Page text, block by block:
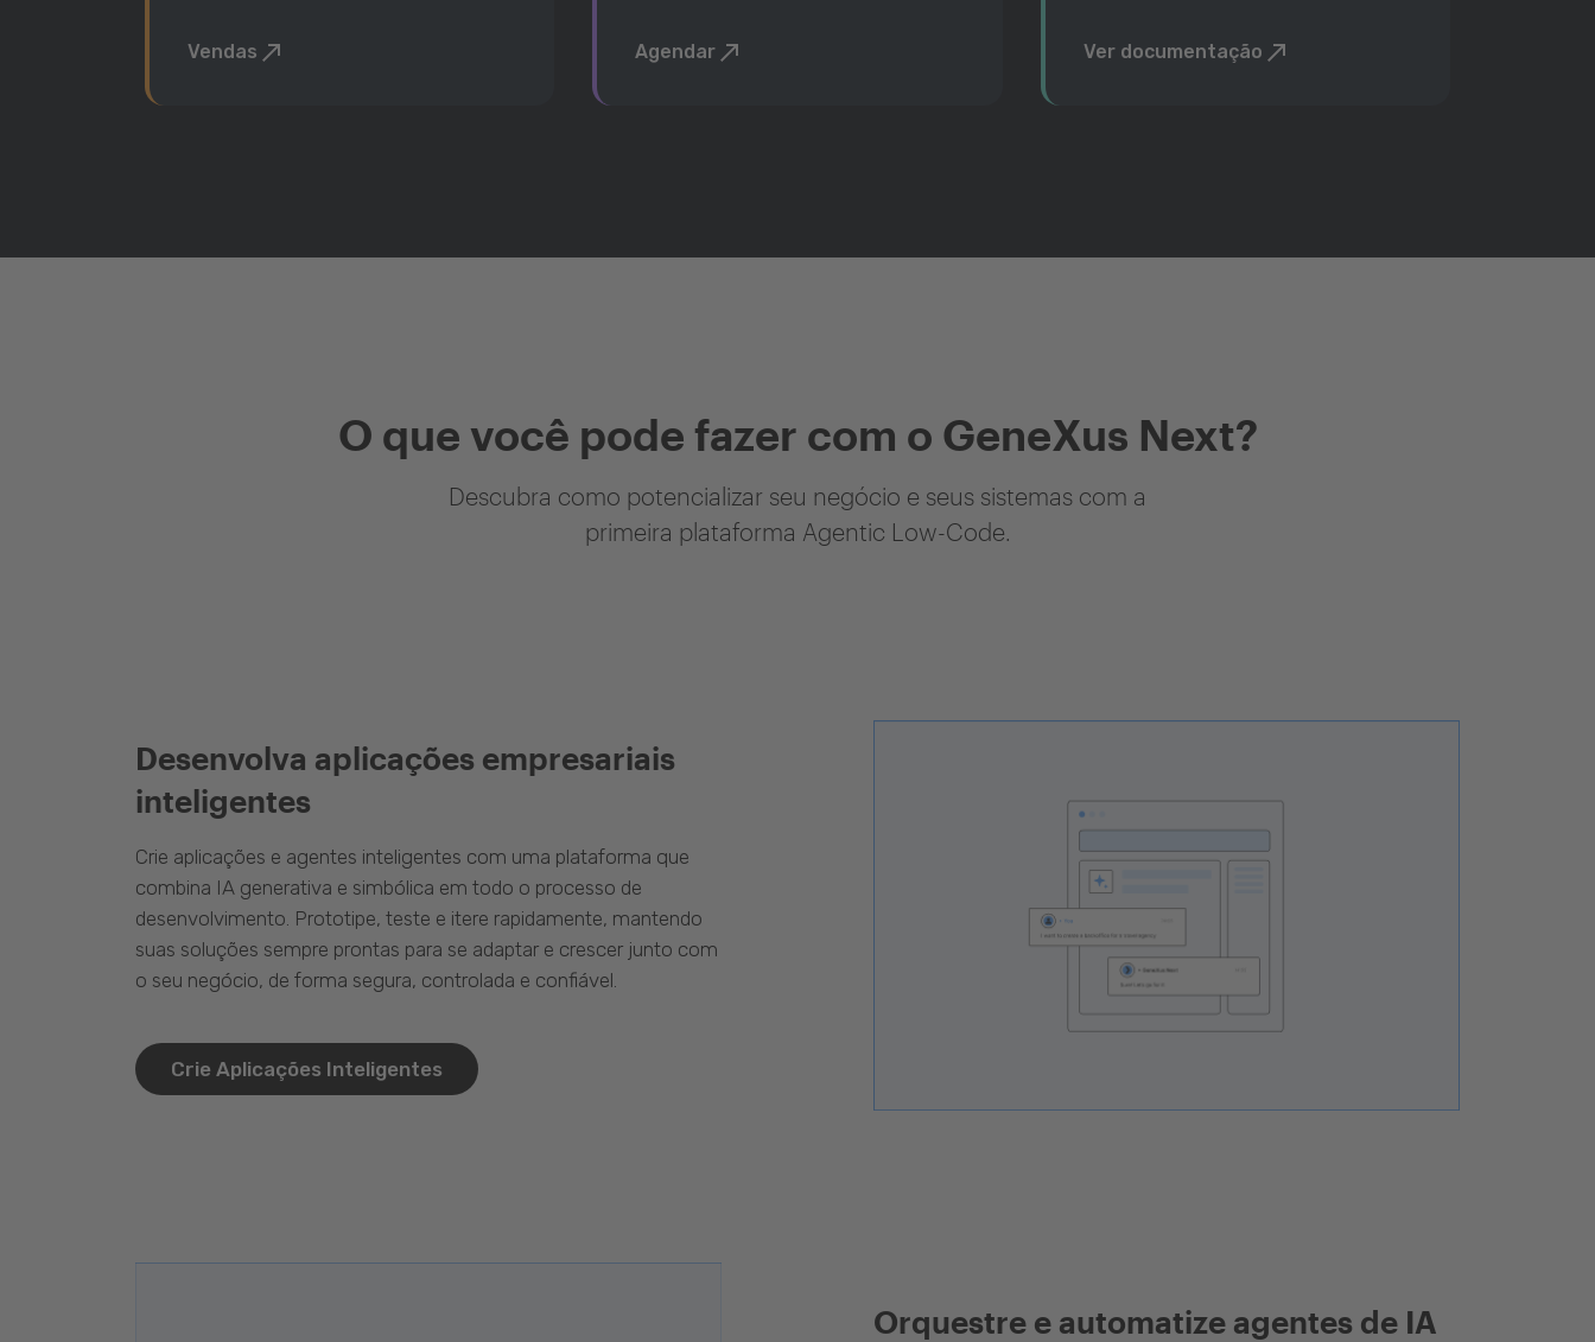
Vendas Agendar Ver documentação
O que você pode fazer com o GeneXus Next?
Descubra como potencializar seu negócio e seus sistemas com a
primeira plataforma Agentic Low-Code.
Desenvolva aplicações empresariais
inteligentes
Crie aplicações e agentes inteligentes com uma plataforma que
combina IA generativa e simbólica em todo o processo de
desenvolvimento. Prototipe, teste e itere rapidamente, mantendo
suas soluções sempre prontas para se adaptar e crescer junto com
o seu negócio, de forma segura, controlada e confiável.
Crie Aplicações Inteligentes
Orquestre e automatize agentes de IA